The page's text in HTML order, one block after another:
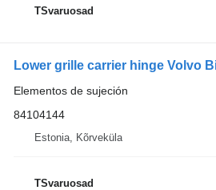
TSvaruosad
Lower grille carrier hinge Volvo
Elementos de sujeción
84104144
Estonia, Kõrveküla
TSvaruosad